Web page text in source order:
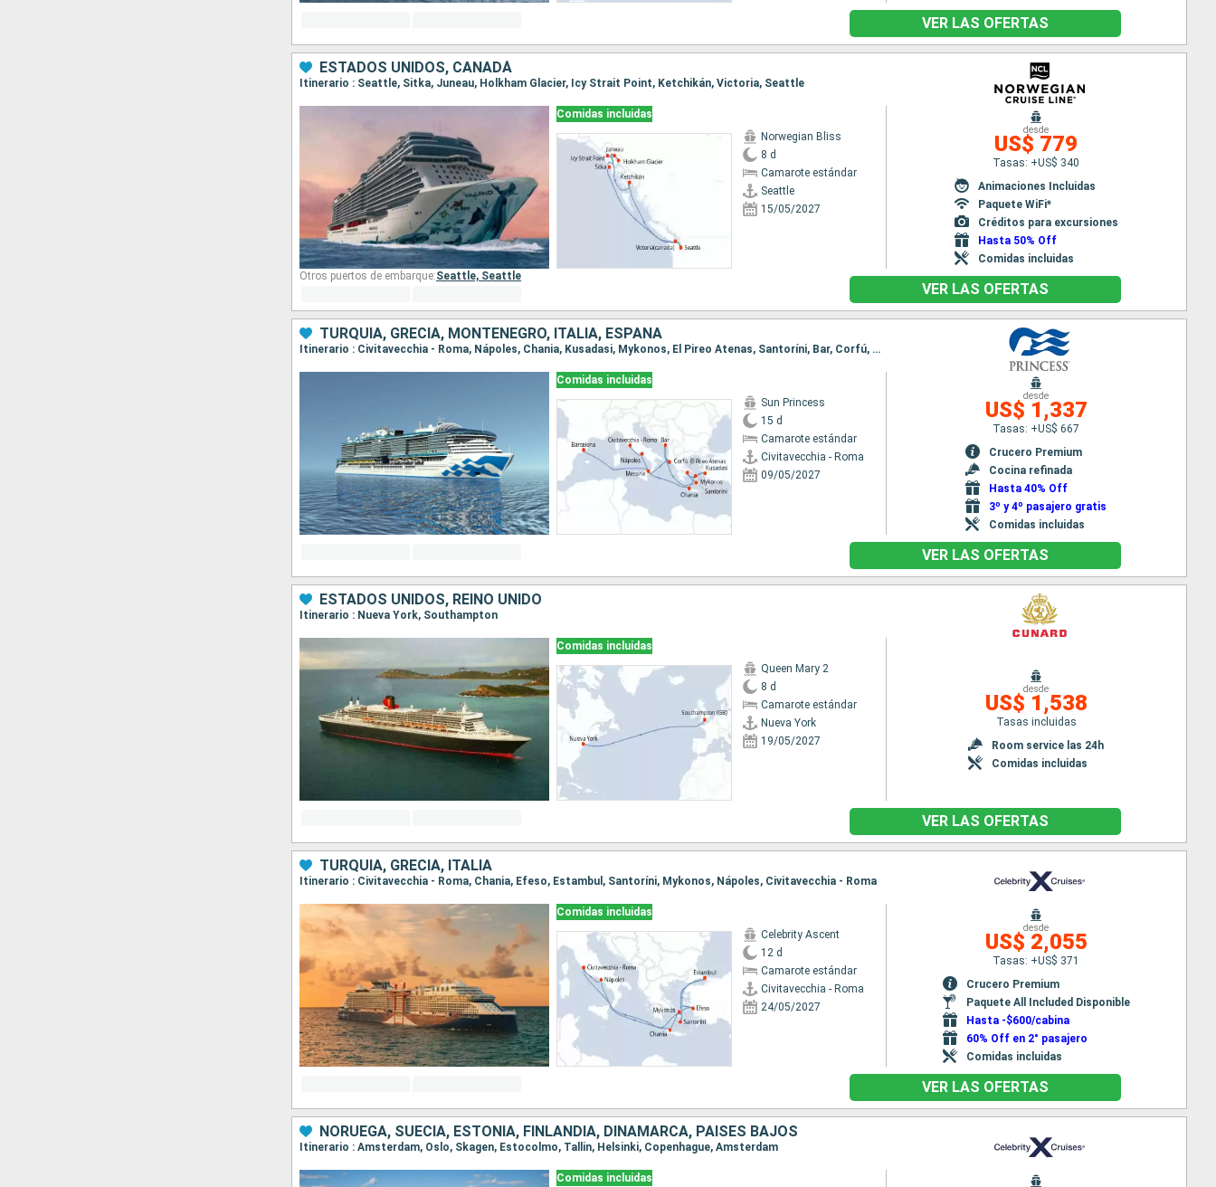
VER LAS OFERTAS
ESTADOS UNIDOS, CANADÁ
Itinerario : Seattle, Sitka, Juneau, Holkham Glacier, Icy Strait Point, Ketchikán, Victoria, Seattle
Comidas incluidas
Norwegian Bliss
8 d
Camarote estándar
Seattle
15/05/2027
desde
US$ 779
Tasas: +US$ 340
Animaciones Incluidas
Paquete WiFi*
Créditos para excursiones
Hasta 50% Off
Comidas incluidas
Otros puertos de embarque:Seattle, Seattle
VER LAS OFERTAS
TURQUÍA, GRECIA, MONTENEGRO, ITALIA, ESPAÑA
Itinerario : Civitavecchia - Roma, Nápoles, Chania, Kusadasi, Mykonos, El Pireo Atenas, Santoríni, Bar, Corfú, Messine, Barcelona
Comidas incluidas
Sun Princess
15 d
Camarote estándar
Civitavecchia - Roma
09/05/2027
desde
US$ 1,337
Tasas: +US$ 667
Crucero Premium
Cocina refinada
Hasta 40% Off
3º y 4º pasajero gratis
Comidas incluidas
VER LAS OFERTAS
ESTADOS UNIDOS, REINO UNIDO
Itinerario : Nueva York, Southampton
Comidas incluidas
Queen Mary 2
8 d
Camarote estándar
Nueva York
19/05/2027
desde
US$ 1,538
Tasas incluidas
Room service las 24h
Comidas incluidas
VER LAS OFERTAS
TURQUÍA, GRECIA, ITALIA
Itinerario : Civitavecchia - Roma, Chania, Efeso, Estambul, Santoríni, Mykonos, Nápoles, Civitavecchia - Roma
Comidas incluidas
Celebrity Ascent
12 d
Camarote estándar
Civitavecchia - Roma
24/05/2027
desde
US$ 2,055
Tasas: +US$ 371
Crucero Premium
Paquete All Included Disponible
Hasta -$600/cabina
60% Off en 2° pasajero
Comidas incluidas
VER LAS OFERTAS
NORUEGA, SUECIA, ESTONIA, FINLANDIA, DINAMARCA, PAISES BAJOS
Itinerario : Amsterdam, Oslo, Skagen, Estocolmo, Tallin, Helsinki, Copenhague, Amsterdam
Comidas incluidas